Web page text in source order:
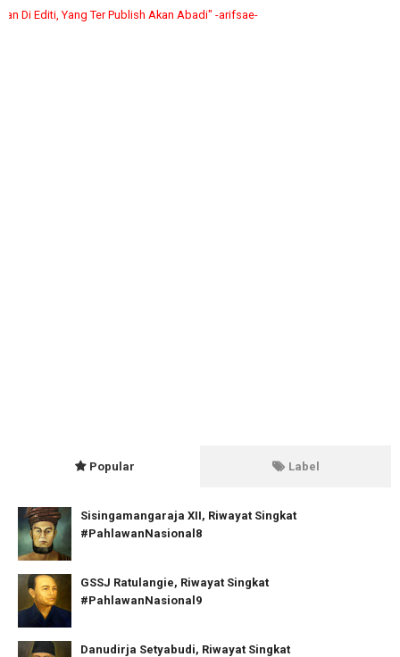
Yang Ter Publish Akan Abadi" -arifsae-
Popular Label
Sisingamangaraja XII, Riwayat Singkat
#PahlawanNasional8
GSSJ Ratulangie, Riwayat Singkat
#PahlawanNasional9
Danudirja Setyabudi, Riwayat Singkat